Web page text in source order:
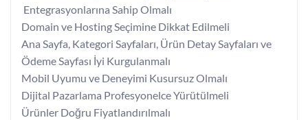
Entegrasyonlarına Sahip Olmalı
Domain ve Hosting Seçimine Dikkat Edilmeli
Ana Sayfa, Kategori Sayfaları, Ürün Detay Sayfaları ve
Ödeme Sayfası İyi Kurgulanmalı
Mobil Uyumu ve Deneyimi Kusursuz Olmalı
Dijital Pazarlama Profesyonelce Yürütülmeli
Ürünler Doğru Fiyatlandırılmalı